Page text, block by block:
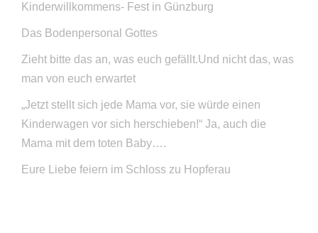
Kinderwillkommens- Fest in Günzburg
Das Bodenpersonal Gottes
Zieht bitte das an, was euch gefällt.Und nicht das, was
man von euch erwartet
„Jetzt stellt sich jede Mama vor, sie würde einen
Kinderwagen vor sich herschieben!“ Ja, auch die
Mama mit dem toten Baby….
Eure Liebe feiern im Schloss zu Hopferau